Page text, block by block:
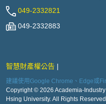
049-2332821
049-2332883
智慧財產權公告
建議使用Google Chrome、Edge或
Copyright © 2026 Academia-
Hsing University. All Rights